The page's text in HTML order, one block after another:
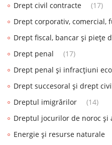
Drept civil contracte
(17)
Drept corporativ, comercial,
Drept fiscal, bancar și piețe
Drept penal
(17)
Drept penal și infracțiuni
Drept succesoral și drept
Dreptul imigrărilor
(14)
Dreptul jocurilor de noroc
Energie și resurse naturale